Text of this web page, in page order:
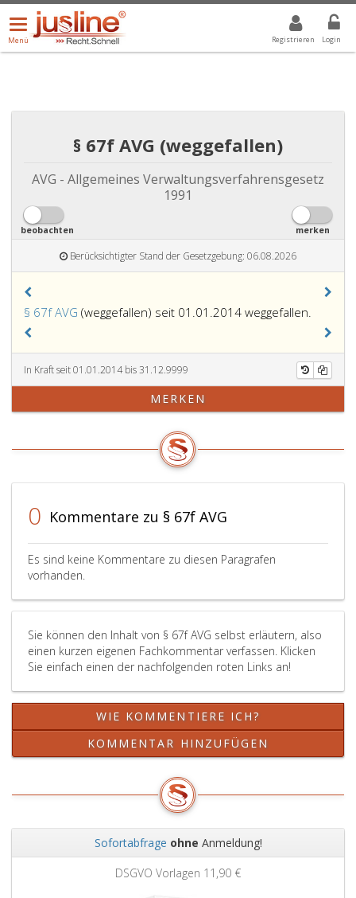
Registrieren Login
Menü
öffnen/schließen
Menü
ALLE DROPDOWN: GEWÄHLTER WERT IST ALLE
§ 67f AVG (weggefallen)
AVG - Allgemeines Verwaltungsverfahrensgesetz
1991
beobachten merken
Berücksichtigter Stand der Gesetzgebung: 06.08.2026
§ 67f AVG (weggefallen) seit 01.01.2014 weggefallen.
In Kraft seit 01.01.2014 bis 31.12.9999
MERKEN
0 Kommentare zu § 67f AVG
Es sind keine Kommentare zu diesen Paragrafen
vorhanden.
Sie können den Inhalt von § 67f AVG selbst erläutern, also
einen kurzen eigenen Fachkommentar verfassen. Klicken
Sie einfach einen der nachfolgenden roten Links an!
WIE KOMMENTIERE ICH?
KOMMENTAR HINZUFÜGEN
Sofortabfrage ohne Anmeldung!
DSGVO Vorlagen 11,90 €